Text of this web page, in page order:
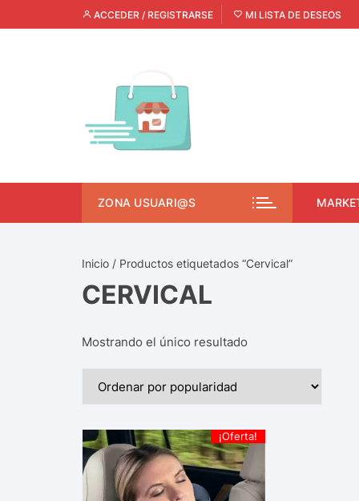
ACCEDER / REGISTRARSE MI LISTA DE DESEOS
ZONA USUARI@S
Inicio / Productos etiquetados “Cervical”
CERVICAL
Mostrando el único resultado
¡Oferta!